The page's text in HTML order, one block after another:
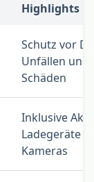
Highlights
Schutz vor
Unfällen und
Schäden
Inklusive
Ladegeräte
Kameras